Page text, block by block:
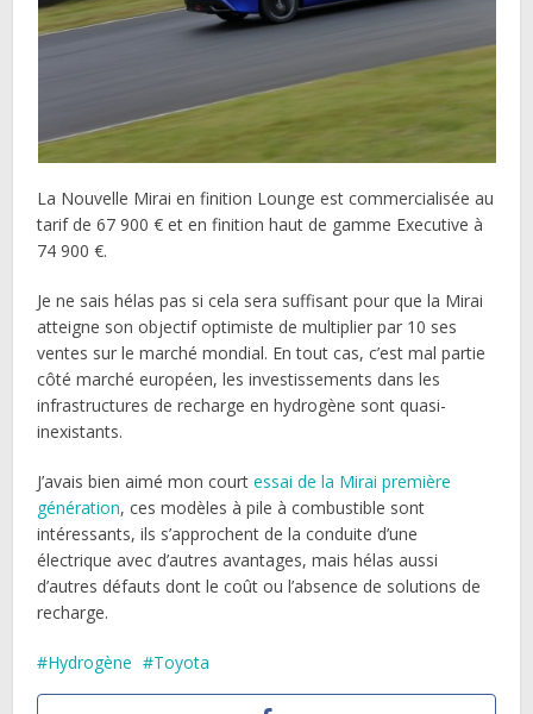
La Nouvelle Mirai en finition Lounge est commercialisée au
tarif de 67 900 € et en finition haut de gamme Executive à
74 900 €.
Je ne sais hélas pas si cela sera suffisant pour que la Mirai
atteigne son objectif optimiste de multiplier par 10 ses
ventes sur le marché mondial. En tout cas, c’est mal partie
côté marché européen, les investissements dans les
infrastructures de recharge en hydrogène sont quasi-
inexistants.
J’avais bien aimé mon courtessai de la Mirai première
génération, ces modèles à pile à combustible sont
intéressants, ils s’approchent de la conduite d’une
électrique avec d’autres avantages, mais hélas aussi
d’autres défauts dont le coût ou l’absence de solutions de
recharge.
Hydrogène Toyota